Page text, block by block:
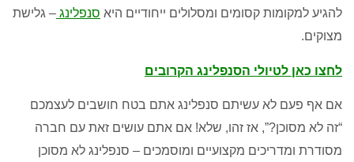
להגיע למקומות קסומים ומסלולים ייחודיים היא סנפלינג – גלישת
מצוקים.
לחצו כאן לטיולי הסנפלינג הקרובים
אם אף פעם לא עשיתם סנפלינג אתם בטח חושבים לעצמכם
“זה לא מסוכן?”, אז זהו, שלא! אם אתם עושים זאת עם חברה
מסודרת ומדריכים מקצועיים ומוסמכים – סנפלינג לא מסוכן